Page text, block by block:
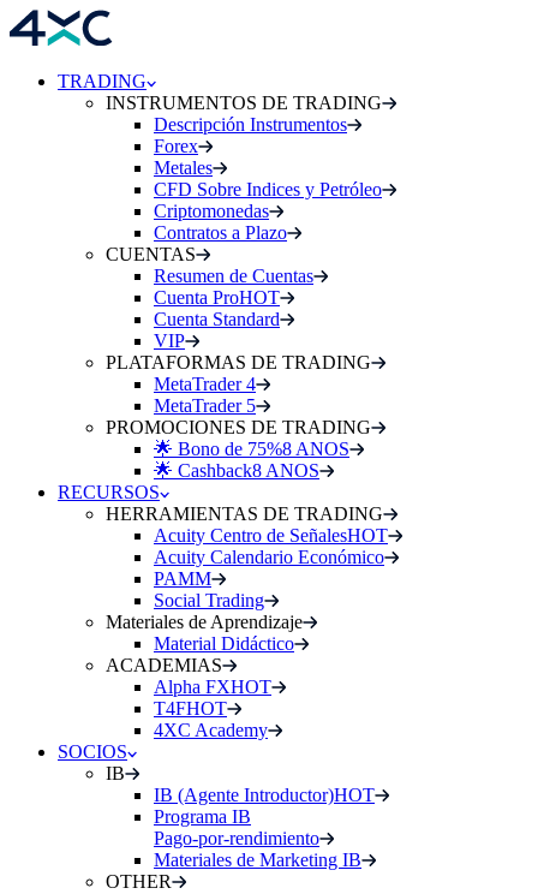
TRADING
INSTRUMENTOS DE TRADING
Descripción Instrumentos
Forex
Metales
CFD Sobre Indices y Petróleo
Criptomonedas
Contratos a Plazo
CUENTAS
Resumen de Cuentas
Cuenta ProHOT
Cuenta Standard
VIP
PLATAFORMAS DE TRADING
MetaTrader 4
MetaTrader 5
PROMOCIONES DE TRADING
🌟 Bono de 75%8 ANOS
🌟 Cashback8 ANOS
RECURSOS
HERRAMIENTAS DE TRADING
Acuity Centro de SeñalesHOT
Acuity Calendario Económico
PAMM
Social Trading
Materiales de Aprendizaje
Material Didáctico
ACADEMIAS
Alpha FXHOT
T4FHOT
4XC Academy
SOCIOS
IB
IB (Agente Introductor)HOT
Programa IB
Pago-por-rendimiento
Materiales de Marketing IB
OTHER